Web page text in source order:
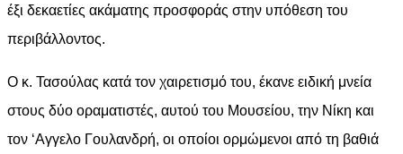
έξι δεκαετίες ακάματης προσφοράς στην υπόθεση του
περιβάλλοντος.
Ο κ. Τασούλας κατά τον χαιρετισμό του, έκανε ειδική μνεία
στους δύο οραματιστές, αυτού του Μουσείου, την Νίκη και
τον ‘Αγγελο Γουλανδρή, οι οποίοι ορμώμενοι από τη βαθιά